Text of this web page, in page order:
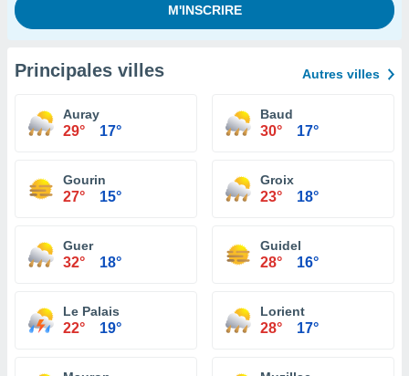
Principales villes Autres villes
Auray
29° 17°
Baud
30° 17°
Gourin
27° 15°
Groix
23° 18°
Guer
32° 18°
Guidel
28° 16°
Le Palais
22° 19°
Lorient
28° 17°